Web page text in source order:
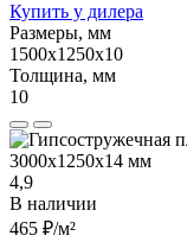
Купить у дилера
Размеры, мм
1500х1250х10
Толщина, мм
10
4,9
В наличии
465 ₽/м²